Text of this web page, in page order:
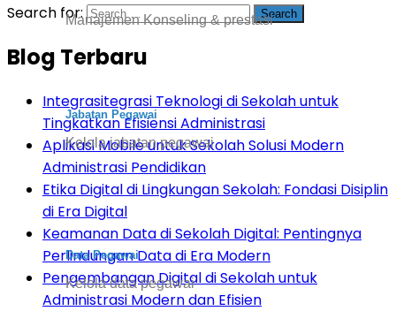
Manajemen Konseling & prestasi
Jabatan Pegawai
Kelola jabatan pegawai
Data Pegawai
Kelola data pegawai
Search for:
Blog Terbaru
Integrasitegrasi Teknologi di Sekolah untuk
Tingkatkan Efisiensi Administrasi
Aplikasi Mobile untuk Sekolah Solusi Modern
Administrasi Pendidikan
Etika Digital di Lingkungan Sekolah: Fondasi Disiplin
di Era Digital
Keamanan Data di Sekolah Digital: Pentingnya
Perlindungan Data di Era Modern
Pengembangan Digital di Sekolah untuk
Administrasi Modern dan Efisien